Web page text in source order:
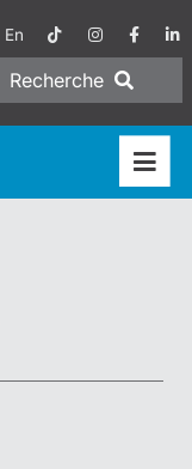
En
Recherche